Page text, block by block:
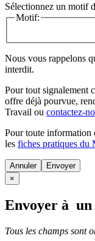
Sélectionnez un motif
Motif:
Nous vous rappelons
interdit.
Pour tout signalement
offre déjà pourvue,
Travail ou contactez-
Pour toute information
les fiches pratiques du
Annuler
×
Envoyer à un
Tous les champs sont